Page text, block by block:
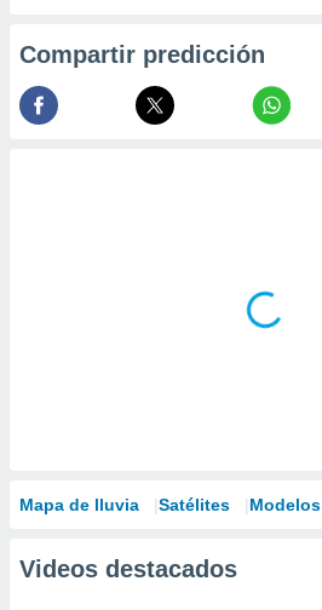
Compartir predicción
Mapa de lluvia Satélites Modelos
Videos destacados